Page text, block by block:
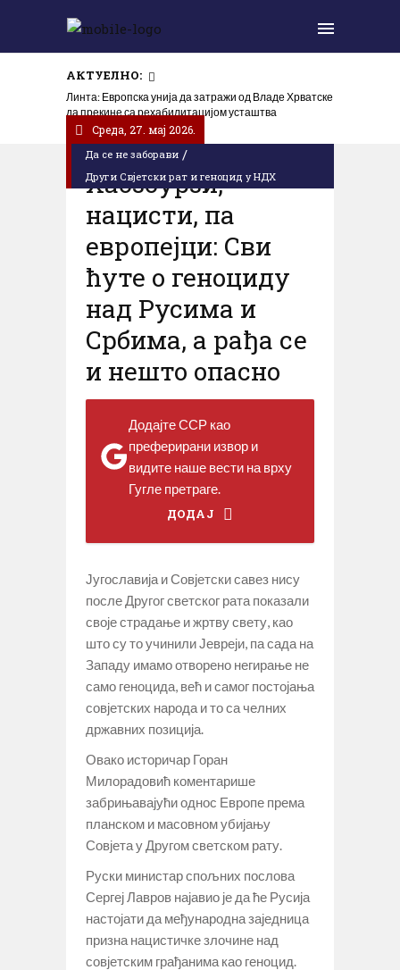
АКТУЕЛНО:
Линта: Европска унија да затражи од Владе Хрватске
да прекине са рехабилитацијом усташтва
Да се не заборави /
Други Свјетски рат и геноцид у НДХ
Cреда, 27. мај 2026.
Хабзбурзи,
нацисти, па
европејци: Сви
ћуте о геноциду
над Русима и
Србима, а рађа се
и нешто опасно
Додајте ССР као
преферирани извор и
видите наше вести на врху
Гугле претраге.
ДОДАЈ
Југославија и Совјетски савез нису
после Другог светског рата показали
своје страдање и жртву свету, као
што су то учинили Јевреји, па сада на
Западу имамо отворено негирање не
само геноцида, већ и самог постојања
совјетских народа и то са челних
државних позиција.
Овако историчар Горан
Милорадовић коментарише
забрињавајући однос Европе према
планском и масовном убијању
Совјета у Другом светском рату.
Руски министар спољних послова
Сергеј Лавров најавио је да ће Русија
настојати да међународна заједница
призна нацистичке злочине над
совјетским грађанима као геноцид.